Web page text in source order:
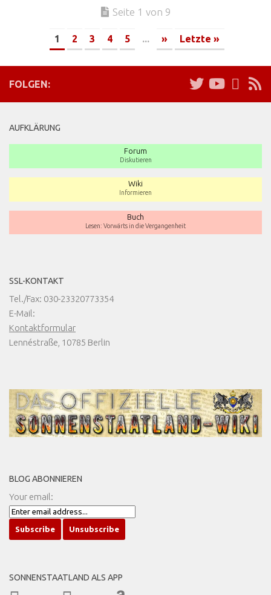
Seite 1 von 9
1 2 3 4 5 ... » Letzte »
FOLGEN:
AUFKLÄRUNG
Forum
Diskutieren
Wiki
Informieren
Buch
Lesen: Vorwärts in die Vergangenheit
SSL-KONTAKT
Tel./Fax: 030-23320773354
E-Mail:
Kontaktformular
Lennéstraße, 10785 Berlin
BLOG ABONNIEREN
Your email:
SONNENSTAATLAND ALS APP